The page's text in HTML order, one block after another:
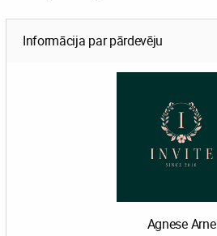
Informācija par pārdevēju
Agnese Arne